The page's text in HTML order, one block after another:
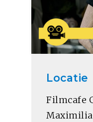
Locatie
Filmcafe